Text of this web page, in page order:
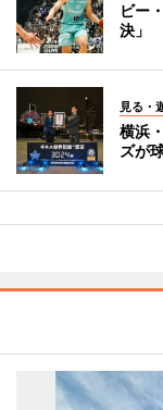
ビー
決」
見る・
横浜
ズが